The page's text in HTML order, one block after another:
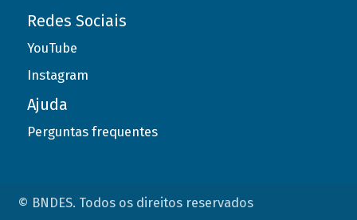
Redes Sociais
YouTube
Instagram
Ajuda
Perguntas frequentes
© BNDES. Todos os direitos reservados